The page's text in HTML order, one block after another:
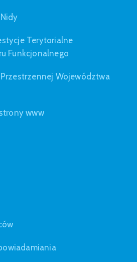
Terytorialne
Funkcjonalnego
Województwa
www